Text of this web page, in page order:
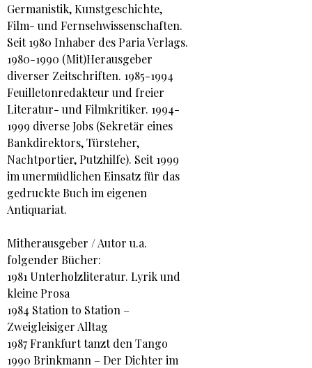
Germanistik, Kunstgeschichte,
Film- und Fernsehwissenschaften.
Seit 1980 Inhaber des Paria Verlags.
1980-1990 (Mit)Herausgeber
diverser Zeitschriften. 1985-1994
Feuilletonredakteur und freier
Literatur- und Filmkritiker. 1994-
1999 diverse Jobs (Sekretär eines
Bankdirektors, Türsteher,
Nachtportier, Putzhilfe). Seit 1999
im unermüdlichen Einsatz für das
gedruckte Buch im eigenen
Antiquariat.
Mitherausgeber / Autor u.a.
folgender Bücher:
1981 Unterholzliteratur. Lyrik und
kleine Prosa
1984 Station to Station –
Zweigleisiger Alltag
1987 Frankfurt tanzt den Tango
1990 Brinkmann – Der Dichter im